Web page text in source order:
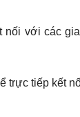
với các
trực tiếp kết